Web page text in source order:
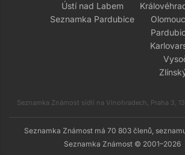
Ústí nad Labem
Seznamka Pardubice
Seznamka Známost sídlí na Vinohradech, Praha 3,
Seznamka Známost má 70 803 členů,
Seznamka Známost © 2001–2026